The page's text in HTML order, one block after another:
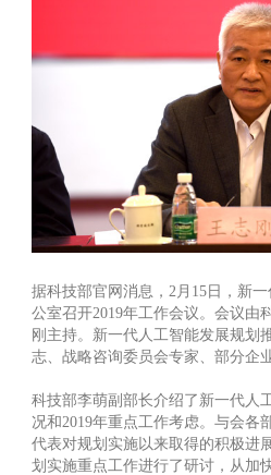
据科技部官网消息，2月15日，新
公室召开2019年工作会议。会议由
刚主持。新一代人工智能发展规划
志、战略咨询委员会专家、部分企
科技部李萌副部长介绍了新一代人
况和2019年重点工作考虑。与会各
代表对规划实施以来取得的积极进
划实施重点工作进行了研讨，从加